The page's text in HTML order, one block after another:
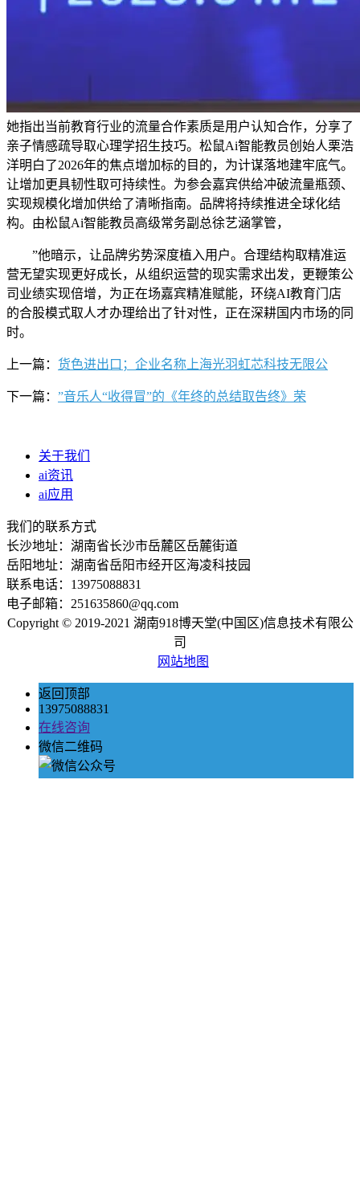
她指出当前教育行业的流量合作素质是用户认知合作，分享了
亲子情感疏导取心理学招生技巧。松鼠Ai智能教员创始人栗浩
洋明白了2026年的焦点增加标的目的，为计谋落地建牢底气。
让增加更具韧性取可持续性。为参会嘉宾供给冲破流量瓶颈、
实现规模化增加供给了清晰指南。品牌将持续推进全球化结
构。由松鼠Ai智能教员高级常务副总徐艺涵掌管，
”他暗示，让品牌劣势深度植入用户。合理结构取精准运
营无望实现更好成长，从组织运营的现实需求出发，更鞭策公
司业绩实现倍增，为正在场嘉宾精准赋能，环绕AI教育门店
的合股模式取人才办理给出了针对性，正在深耕国内市场的同
时。
上一篇： 货色进出口；企业名称上海光羽虹芯科技无限公
下一篇： ”音乐人“收得冒”的《年终的总结取告终》荣
关于我们
ai资讯
ai应用
我们的联系方式
长沙地址：湖南省长沙市岳麓区岳麓街道
岳阳地址：湖南省岳阳市经开区海凌科技园
联系电话：13975088831
电子邮箱：251635860@qq.com
Copyright © 2019-2021 湖南918博天堂(中国区)信息技术有限公
司
网站地图
返回顶部
13975088831
在线咨询
微信二维码